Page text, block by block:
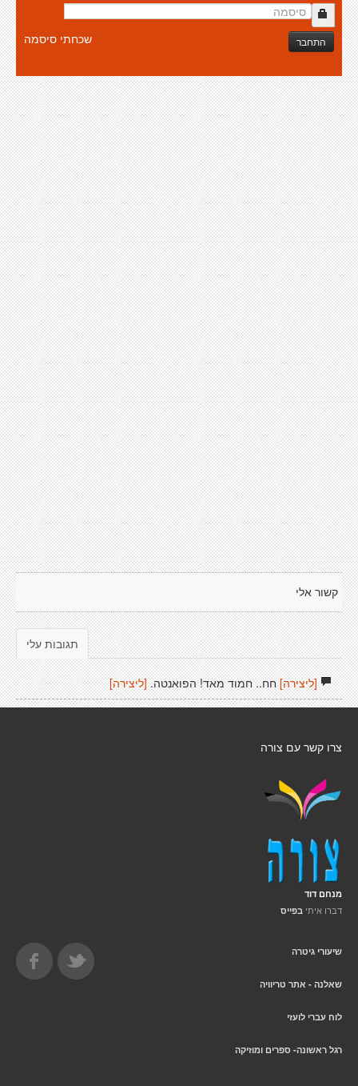
התחבר שכחתי סיסמה
קשור אלי
תגובות עלי
[ליצירה]חח.. חמוד מאד! הפואנטה. [ליצירה]
צרו קשר עם צורה
מנחם דוד
דברו איתי בפייס
שיעורי גיטרה
שאלנה - אתר טריוויה
לוח עברי לועזי
רגל ראשונה- ספרים ומוזיקה